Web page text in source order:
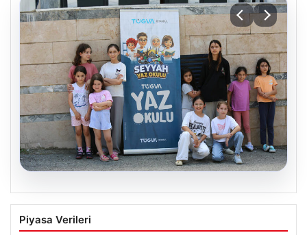
TÜGVA’dan çocuklar için meydan
şenlikleri
Piyasa Verileri